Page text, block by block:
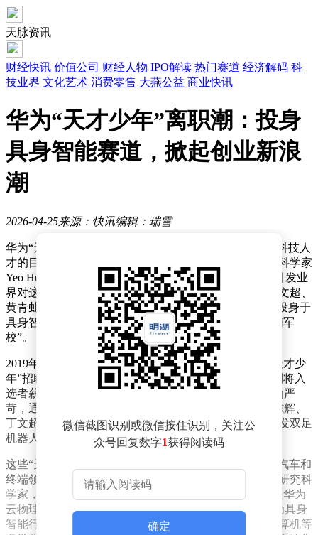
天脉资讯
财经快讯 价值公司 财经人物 IPO解读 热门赛道 经济解码 科
技业界 文化艺术 消费零售 大燕公益 商业快讯
华为“天才少年”离职潮：投身
具身智能赛道，掀起创业新浪
潮
2026-04-25来源：快讯编辑：瑞雪
华为“天才少年”计划自启动以来，持续吸引着全球顶尖科技人
才的目光。近日，又一位曾入选该计划的人机交互领域科学家
Yeo Hui Shyong宣布加入具身智能公司数字华夏，再次引发业
界对这一特殊人才群体的关注。此前，已有彭志辉、丁文超、
黄青虬、李银川、周顺波等多位“天才少年”离开华为，投身于
具身智能创业浪潮，使华为被业内戏称为该领域的“黄埔军
校”。
2019年，华为创始人任正非签署内部文件，正式推出“天才少
年”招聘计划，旨在从全球范围内招募顶尖人才。该计划将入
选者薪酬分为三档，最高可达201万元，但选拔标准极为严
苛，通常需要经历七轮考核。首批有8人入选，次年彭志辉、
丁文超等知名科技人才加入，其中彭志辉因大学期间研发双足
机器人和作为科技博主的身份而备受瞩目。
这些“天才少年”在华为期间积累了丰富的AI算法、智能汽车和
终端领域经验。例如，丁文超曾担任智能驾驶解决方案研究科
学家，黄青虬在智能汽车解决方案BU工作，周顺波则是华为
云物理智能创新Lab首席技术专家。这些背景使他们成为具身
智能行业争抢的对象，该领域需要融合机械、电子、计算机等
微信截图识别或微信按住识别，关注公
众号回复数字1获得阅读码
确定